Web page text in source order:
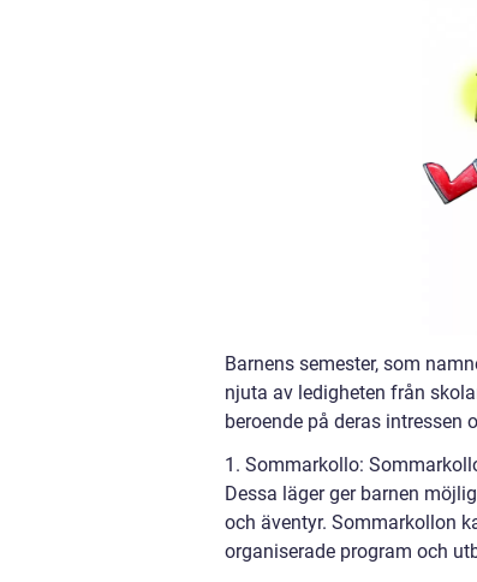
Barnens semester, som
njuta av ledigheten från
beroende på deras intressen
1. Sommarkollo:
Dessa läger ger barnen
och äventyr. Sommarkollon
organiserade program och